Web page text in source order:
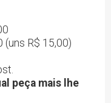
(uns R$ 15,00)
peça mais lhe